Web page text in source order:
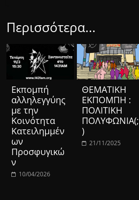
Περισσότερα...
Eκπομπή
αλληλεγγύης
με την
Κοινότητα
Κατειλημμέν
ων
Προσφυγικώ
ν
10/04/2026
ΘΕΜΑΤΙΚΗ
ΕΚΠΟΜΠΗ :
ΠΟΛΙΤΙΚΗ
ΠΟΛΥΦΩΝΙΑ(;
)
21/11/2025